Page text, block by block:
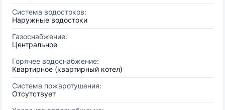
Система водостоков:
Наружные водостоки
Газоснабжение:
Центральное
Горячее водоснабжение:
Квартирное (квартирный котел)
Система пожаротушения:
Отсутствует